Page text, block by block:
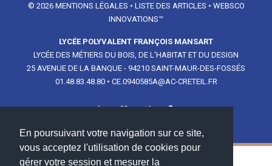
En poursuivant votre navigation sur ce site,
vous acceptez l'utilisation de cookies pour
gérer votre session et mesurer la
© 2026 MENTIONS LÉGALES • LISTE DES ARTICLES • WEBSCO
INNOVATIONS™
LYCÉE POLYVALENT FRANÇOIS MANSART
LYCÉE DES MÉTIERS DU BOIS, DE L'HABITAT ET DU DESIGN
25 AVENUE DE LA BANQUE - 94210 SAINT-MAUR-DES-FOSSÉS
01.48.83.48.80• CE.0940585A@AC-CRETEIL.FR
NOS PARTENAIRES